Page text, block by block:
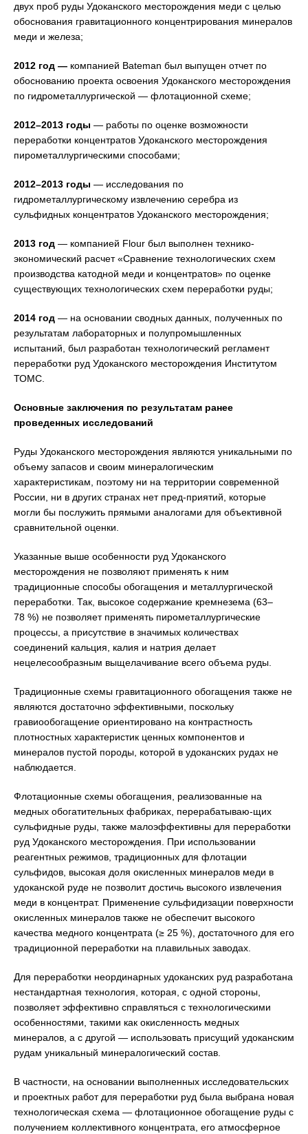
двух проб руды Удоканского месторождения меди с целью
обоснования гравитационного концентрирования минералов
меди и железа;
2012 год — компанией Bateman был выпущен отчет по
обоснованию проекта освоения Удоканского месторождения
по гидрометаллургической — флотационной схеме;
2012–2013 годы — работы по оценке возможности
переработки концентратов Удоканского месторождения
пирометаллургическими способами;
2012–2013 годы — исследования по
гидрометаллургическому извлечению серебра из
сульфидных концентратов Удоканского месторождения;
2013 год — компанией Flour был выполнен технико-
экономический расчет «Сравнение технологических схем
производства катодной меди и концентратов» по оценке
существующих технологических схем переработки руды;
2014 год — на основании сводных данных, полученных по
результатам лабораторных и полупромышленных
испытаний, был разработан технологический регламент
переработки руд Удоканского месторождения Институтом
ТОМС.
Основные заключения по результатам ранее
проведенных исследований
Руды Удоканского месторождения являются уникальными по
объему запасов и своим минералогическим
характеристикам, поэтому ни на территории современной
России, ни в других странах нет пред-приятий, которые
могли бы послужить прямыми аналогами для объективной
сравнительной оценки.
Указанные выше особенности руд Удоканского
месторождения не позволяют применять к ним
традиционные способы обогащения и металлургической
переработки. Так, высокое содержание кремнезема (63–
78 %) не позволяет применять пирометаллургические
процессы, а присутствие в значимых количествах
соединений кальция, калия и натрия делает
нецелесообразным выщелачивание всего объема руды.
Традиционные схемы гравитационного обогащения также не
являются достаточно эффективными, поскольку
гравиообогащение ориентировано на контрастность
плотностных характеристик ценных компонентов и
минералов пустой породы, которой в удоканских рудах не
наблюдается.
Флотационные схемы обогащения, реализованные на
медных обогатительных фабриках, перерабатываю-щих
сульфидные руды, также малоэффективны для переработки
руд Удоканского месторождения. При использовании
реагентных режимов, традиционных для флотации
сульфидов, высокая доля окисленных минералов меди в
удоканской руде не позволит достичь высокого извлечения
меди в концентрат. Применение сульфидизации поверхности
окисленных минералов также не обеспечит высокого
качества медного концентрата (≥ 25 %), достаточного для его
традиционной переработки на плавильных заводах.
Для переработки неординарных удоканских руд разработана
нестандартная технология, которая, с одной стороны,
позволяет эффективно справляться с технологическими
особенностями, такими как окисленность медных
минералов, а с другой — использовать присущий удоканским
рудам уникальный минералогический состав.
В частности, на основании выполненных исследовательских
и проектных работ для переработки руд была выбрана новая
технологическая схема — флотационное обогащение руды с
получением коллективного концентрата, его атмосферное